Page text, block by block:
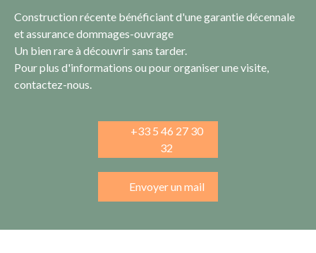
Construction récente bénéficiant d'une garantie décennale
et assurance dommages-ouvrage
Un bien rare à découvrir sans tarder.
Pour plus d'informations ou pour organiser une visite,
contactez-nous.
+33 5 46 27 30
32
Envoyer un mail